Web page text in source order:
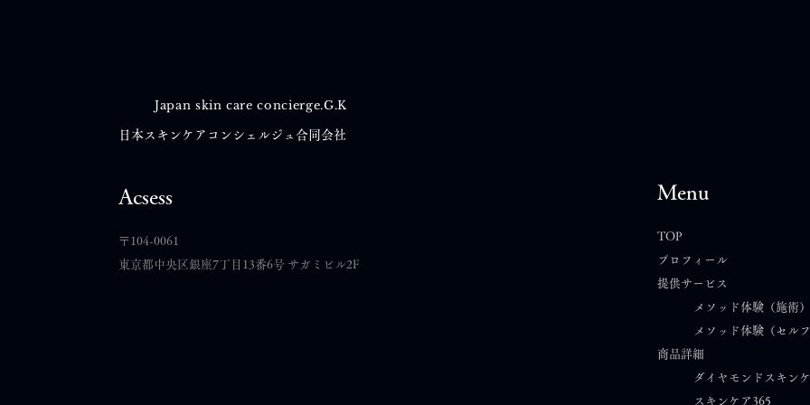
Japan skin care concierge.G.K
日本スキンケアコンシェルジュ合同会社
Acsess
​〒104-0061
東京都中央区銀座7丁目13番6号 サガミビル2F
Menu
TOP
プロフィール
提供サービス
メソッド体験（施術）
メソッド体験（セルフ
商品詳細
ダイヤモンドスキン
スキンケア365​